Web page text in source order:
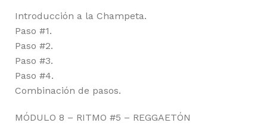
Introducción a la Champeta.
Paso #1.
Paso #2.
Paso #3.
Paso #4.
Combinación de pasos.
MÓDULO 8 – RITMO #5 – REGGAETÓN